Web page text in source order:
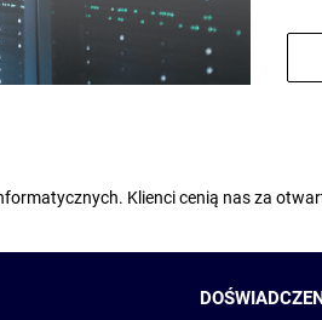
Klienci cenią nas za